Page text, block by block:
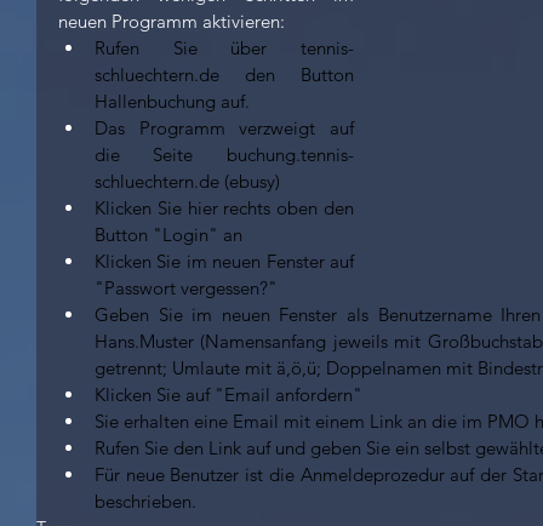
neuen Programm aktivieren:
Rufen Sie über tennis-
schluechtern.de den Button
Hallenbuchung auf.
Das Programm verzweigt auf
die Seite buchung.tennis-
schluechtern.de (ebusy)
Klicken Sie hier rechts oben den
Button "Login" an
Klicken Sie im neuen Fenster auf
"Passwort vergessen?"
Geben Sie im neuen Fenster als Benutzername
Hans.Muster (Namensanfang jeweils mit
getrennt; Umlaute mit ä,ö,ü; Doppelnamen mit
Klicken Sie auf "Email anfordern"
Sie erhalten eine Email mit einem Link an die im PMO
Rufen Sie den Link auf und geben Sie ein selbst
Für neue Benutzer ist die Anmeldeprozedur auf der
beschrieben.